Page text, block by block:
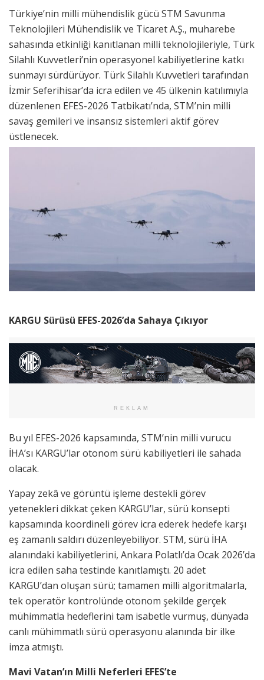
Türkiye’nin milli mühendislik gücü STM Savunma
Teknolojileri Mühendislik ve Ticaret A.Ş., muharebe
sahasında etkinliği kanıtlanan milli teknolojileriyle, Türk
Silahlı Kuvvetleri’nin operasyonel kabiliyetlerine katkı
sunmayı sürdürüyor. Türk Silahlı Kuvvetleri tarafından
İzmir Seferihisar’da icra edilen ve 45 ülkenin katılımıyla
düzenlenen EFES-2026 Tatbikatı’nda, STM’nin milli
savaş gemileri ve insansız sistemleri aktif görev
üstlenecek.
KARGU Sürüsü EFES-2026’da Sahaya Çıkıyor
REKLAM
Bu yıl EFES-2026 kapsamında, STM’nin milli vurucu
İHA’sı KARGU’lar otonom sürü kabiliyetleri ile sahada
olacak.
Yapay zekâ ve görüntü işleme destekli görev
yetenekleri dikkat çeken KARGU’lar, sürü konsepti
kapsamında koordineli görev icra ederek hedefe karşı
eş zamanlı saldırı düzenleyebiliyor. STM, sürü İHA
alanındaki kabiliyetlerini, Ankara Polatlı’da Ocak 2026’da
icra edilen saha testinde kanıtlamıştı. 20 adet
KARGU’dan oluşan sürü; tamamen milli algoritmalarla,
tek operatör kontrolünde otonom şekilde gerçek
mühimmatla hedeflerini tam isabetle vurmuş, dünyada
canlı mühimmatlı sürü operasyonu alanında bir ilke
imza atmıştı.
Mavi Vatan’ın Milli Neferleri EFES’te